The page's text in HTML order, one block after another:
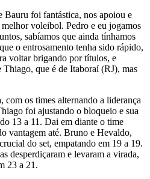
Bauru foi fantástica, nos apoiou e
voleibol. Pedro e eu jogamos
sabíamos que ainda tínhamos
o entrosamento tenha sido rápido,
voltar brigando por títulos, e
que é de Itaboraí (RJ), mas
com os times alternando a liderança
foi ajustando o bloqueio e sua
13 a 11. Dai em diante o time
vantagem até. Bruno e Hevaldo,
do set, empatando em 19 a 19.
desperdiçaram e levaram a virada,
23 a 21.